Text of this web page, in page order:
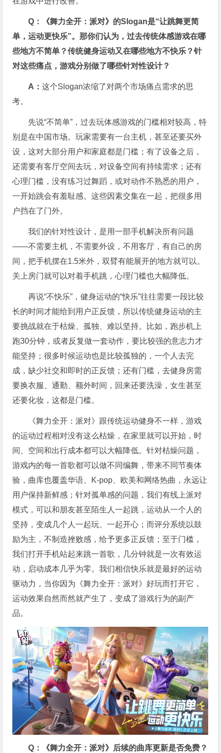
Q：《舞力全开：派对》的Slogan是“让跳舞更简
单，运动更快乐”。那你们认为，过去传统体感游戏在哪
些地方不简单？传统健身运动又在哪些地方不快乐？针
对这些痛点，游戏分别做了哪些针对性设计？
A：这个Slogan浓缩了对两个市场痛点需求的思
考。
先说“不简单”，过去玩体感游戏的门槛相对较高，特
别是在中国市场。玩家需要有一台主机，甚至还要买外
设，这对大部分用户和家庭都是门槛；有了设备之后，
还需要有客厅空间去玩，对设备空间有持续需求；还有
心理门槛，没有练习过舞蹈，或对动作不熟悉的用户，
一开始跳会有羞耻感。这些因素交集在一起，把很多用
户挡在了门外。
我们的针对性设计，是用一部手机解决所有问题
——不需要主机，不需要外设，不用客厅，有自己的房
间，把手机摆在1.5米外，双臂有能展开的地方就可以。
关上房门就可以对着手机跳，心理门槛也大幅降低。
再说“不快乐”，健身运动的“快乐”往往需要一段比较
长的时间才能给到用户正反馈，所以传统健身运动的主
要挑战就在于枯燥、孤独、难以坚持。比如，跑步机上
跑30分钟，或者反复做一套动作，要比较强的意志力才
能坚持；很多时候运动也是比较孤独的，一个人去完
成，缺少社交和即时的正反馈；还有门槛，去健身房需
要换衣服、通勤、额外时间，回来还要洗澡，女生甚至
还要化妆，这都是门槛。
《舞力全开：派对》跟传统运动健身不一样，游戏
的运动过程相对没有这么枯燥，在家里就可以开始，时
间、空间和出行成本都可以大幅降低。针对枯燥问题，
游戏内的每一首歌都可以做不同编舞，带来不同节奏体
验，曲库也覆盖华语、K-pop、欧美和网络热曲，永远让
用户保持新鲜感；针对孤单感的问题，我们有线上派对
模式，可以和朋友甚至陌生人一起跳，运动从一个人的
坚持，变成几个人一起玩、一起开心；而评分系统以鼓
励为主，不制造挫败感，给予更多正反馈；至于门槛，
我们打开手机站起来跳一首歌，几分钟就是一次有效运
动，启动成本几乎为零。我们相信快乐就是最好的运动
驱动力，当你因为《舞力全开：派对》好玩而打开它，
运动效果自然而然就产生了，变成了游戏行为的副产
品。
Q：《舞力全开：派对》后续的曲库更新是否免费？